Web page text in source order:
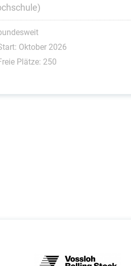
Oktober 2026
Plätze: 250